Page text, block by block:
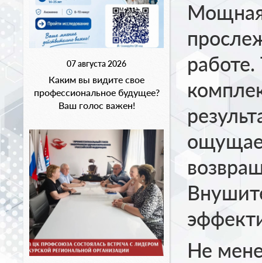
07 августа 2026
Каким вы видите свое
профессиональное будущее?
Ваш голос важен!
Не